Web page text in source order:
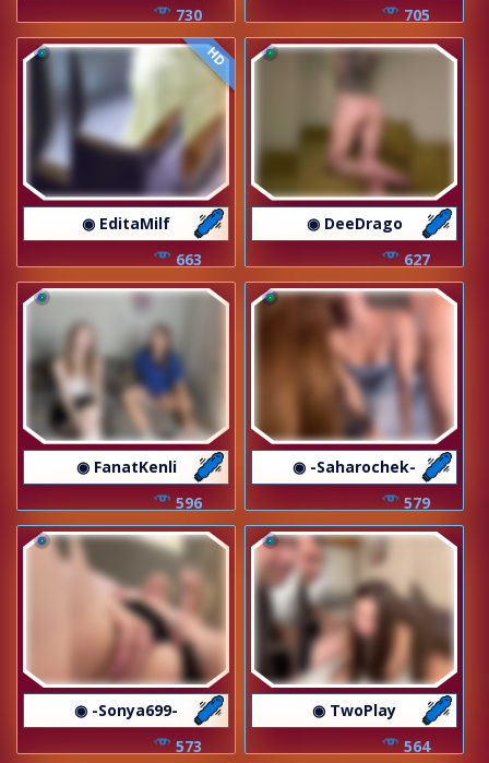
730
705
HD
◉ EditaMilf
663
◉ DeeDrago
627
◉ FanatKenli
596
◉ -Saharochek-
579
◉ -Sonya699-
573
◉ TwoPlay
564